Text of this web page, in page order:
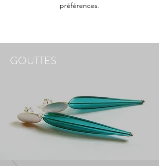
préférences.
GOUTTES